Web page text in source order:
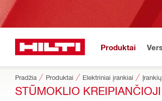
Produktai
Pradžia Produktai Elektriniai įrankiai
STŪMOKLIO